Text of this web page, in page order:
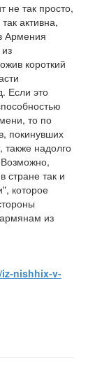
не так просто,
активна,
Армения
короткий
Если это
то по
покинувших
надолго
стране так и
которое
из
iz-nishhix-v-